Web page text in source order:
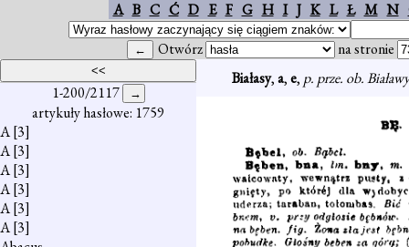
A B C Ć D E F G H I J K L Ł M N
Otwórz na stronie
1-200/2117
artykuły hasłowe: 1759
A[3]
A[3]
A[3]
A[3]
A[3]
A[3]
Białasy,a,e, p. prze. ob. Białawy